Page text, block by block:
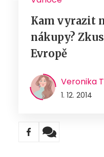
Kam vyrazit
nákupy?
Evropě
Veronika
1. 12. 2014